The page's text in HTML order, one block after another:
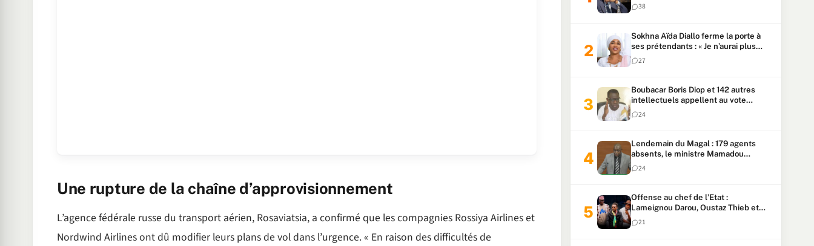
Une rupture de la chaîne d’approvisionnement
L’agence fédérale russe du transport aérien, Rosaviatsia, a confirmé que les compagnies Rossiya Airlines et
Nordwind Airlines ont dû modifier leurs plans de vol dans l’urgence. « En raison des difficultés de
vote, Macky Sall pointe à la 5ᵉ place
38
Sokhna Aïda Diallo ferme la porte à
ses prétendants : « Je n’aurai plus
jamais un autre mari »
27
Boubacar Boris Diop et 142 autres
intellectuels appellent au vote
urgent de la révision
constitutionnelle
24
Lendemain du Magal : 179 agents
absents, le ministre Mamadou
Lamine Dianté exige des explications
24
Offense au chef de l’Etat :
Lameignou Darou, Oustaz Thieb et
Ndiaye Touba lourdement
condamnés
21